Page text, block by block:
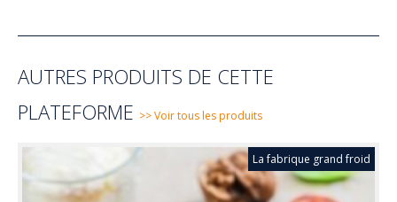
AUTRES PRODUITS DE CETTE
PLATEFORME >> Voir tous les produits
La fabrique grand froid